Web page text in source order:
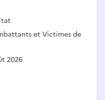
et Victimes de
2026
- Référent ou